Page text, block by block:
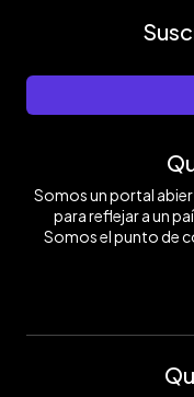
Somos un portal
para reflejar a un
Somos el punto de